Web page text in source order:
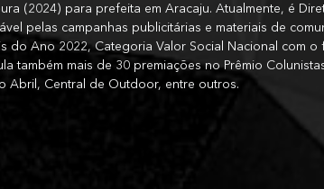
(2024) para prefeita em Aracaju. Atualmente, é
pelas campanhas publicitárias e materiais de
do Ano 2022, Categoria Valor Social Nacional com o
também mais de 30 premiações no Prêmio
Abril, Central de Outdoor, entre outros.